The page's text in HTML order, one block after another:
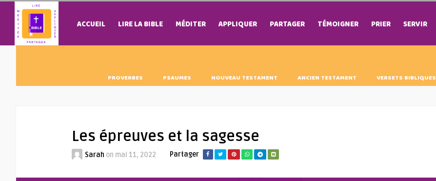
ACCUEIL LIRE LA BIBLE MÉDITER APPLIQUER PARTAGER TÉMOIGNER PRIER SERVIR
PROVERBES PSAUMES NOUVEAU TESTAMENT ANCIEN TESTAMENT VERSETS BIBLIQUES
Les épreuves et la sagesse
Sarah on mai 11, 2022 Partager